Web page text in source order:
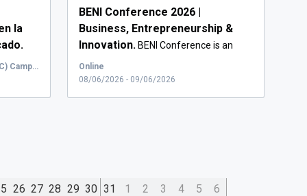
la
Universidad Rey Juan Carlos (URJC) Campus de Vicálvaro, Paseo de los Artilleros, Madrid, España
BENI Conference 2026 |
Business, Entrepreneurship &
Innovation. BENI Conference is an
international...
Online
08/06/2026 - 09/06/2026
26 27 28 29 30 31 1 2 3 4 5 6